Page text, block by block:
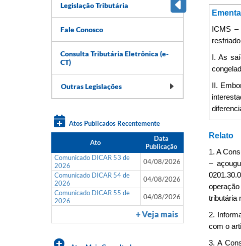
Legislação Tributária
Fale Conosco
Consulta Tributária Eletrônica (e-
CT)
Outras Legislações
Atos Publicados Recentemente
Ato
Data
Publicação
Comunicado DICAR 53 de
2026
04/08/2026
Comunicado DICAR 54 de
2026
04/08/2026
Comunicado DICAR 55 de
2026
04/08/2026
+ Veja mais
Ementa
ICMS
I. As
II.
Relato
1. A
–
tributária
2.
com o
3. A